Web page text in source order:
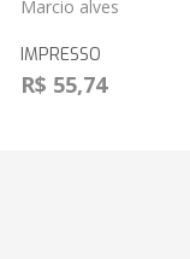
Marcio alves
IMPRESSO
R$ 55,74